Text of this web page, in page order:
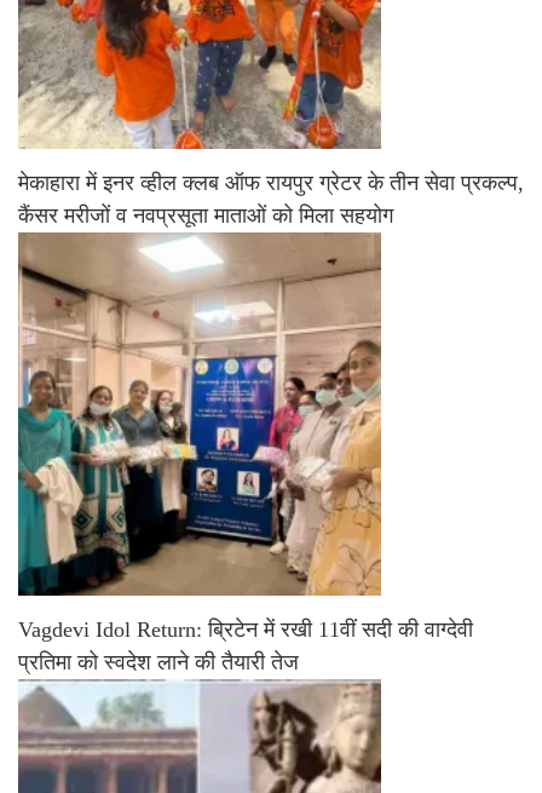
मेकाहारा में इनर व्हील क्लब ऑफ रायपुर ग्रेटर के तीन सेवा प्रकल्प,
कैंसर मरीजों व नवप्रसूता माताओं को मिला सहयोग
Vagdevi Idol Return: ब्रिटेन में रखी 11वीं सदी की वाग्देवी
प्रतिमा को स्वदेश लाने की तैयारी तेज